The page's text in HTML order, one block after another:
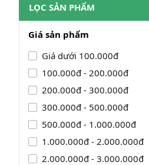
LỌC SẢN PHẨM
Giá sản phẩm
Giá dưới 100.000đ
100.000đ - 200.000đ
200.000đ - 300.000đ
300.000đ - 500.000đ
500.000đ - 1.000.000đ
1.000.000đ - 2.000.000đ
2.000.000đ - 3.000.000đ